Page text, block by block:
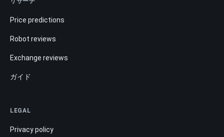
Price predictions
Robot reviews
Exchange reviews
ガイド
LEGAL
Privacy policy